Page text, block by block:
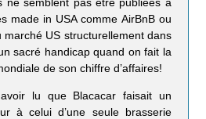
made in USA comme AirBnB ou
marché US structurellement dans
sacré handicap quand on fait la
de son chiffre d’affaires!
lu que Blacacar faisait un
à celui d’une seule brasserie